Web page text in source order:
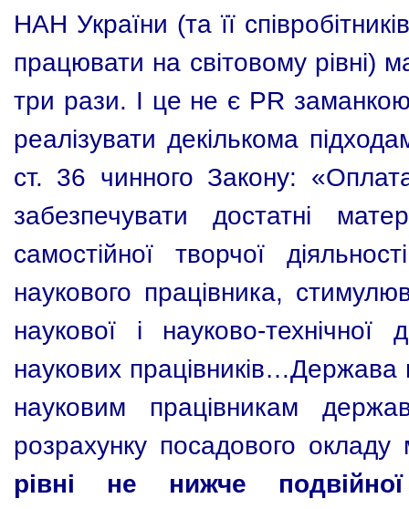
НАН України (та її
працювати на світовому рівні)
три рази. І це не є PR
реалізувати декількома
ст. 36 чинного Закону:
забезпечувати достатні
самостійної творчої
наукового працівника,
наукової і науково-технічної
наукових працівників…Держава
науковим працівникам
розрахунку посадового окладу
рівні не нижче